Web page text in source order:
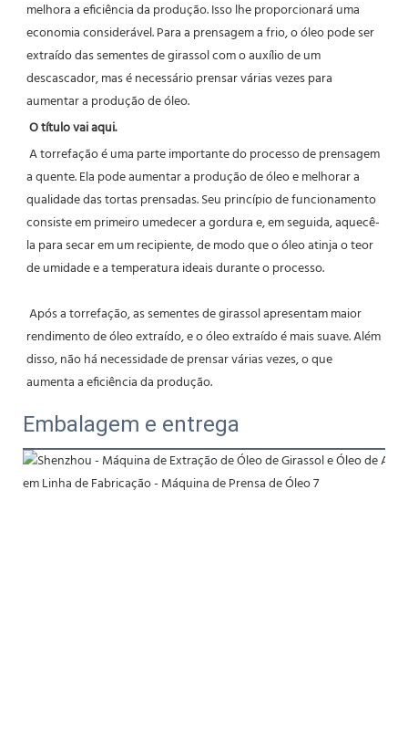
melhora a eficiência da produção. Isso lhe proporcionará uma
economia considerável. Para a prensagem a frio, o óleo pode ser
extraído das sementes de girassol com o auxílio de um
descascador, mas é necessário prensar várias vezes para
aumentar a produção de óleo.
O título vai aqui.
A torrefação é uma parte importante do processo de prensagem
a quente. Ela pode aumentar a produção de óleo e melhorar a
qualidade das tortas prensadas. Seu princípio de funcionamento
consiste em primeiro umedecer a gordura e, em seguida, aquecê-
la para secar em um recipiente, de modo que o óleo atinja o teor
de umidade e a temperatura ideais durante o processo.
rendimento de óleo extraído, e o óleo extraído é mais suave. Além
disso, não há necessidade de prensar várias vezes, o que
aumenta a eficiência da produção.
Embalagem e entrega